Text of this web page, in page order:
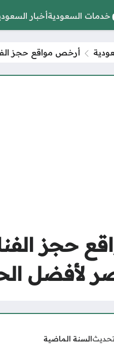
خدمات السعوديةأخبار
أرخص مواقع حجز
حجز
لأفضل
السنة الماضية